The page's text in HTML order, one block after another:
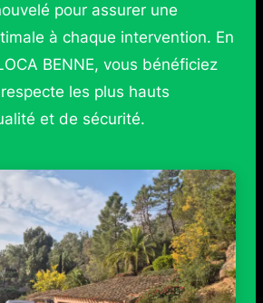
pour assurer une
à chaque intervention. En
BENNE, vous bénéficiez
les plus hauts
et de sécurité.